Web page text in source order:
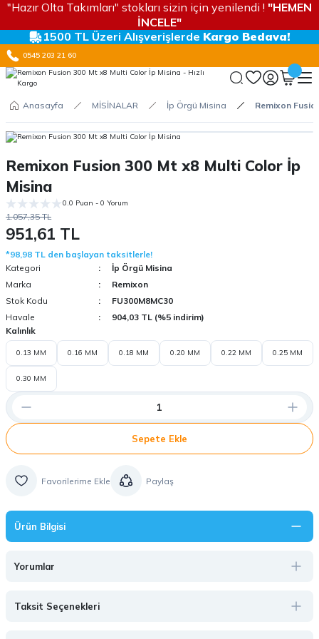
"Hazır Olta Takımları" stokları sizin için yenilendi ! "HEMEN
İNCELE"
1500 TL Üzeri Alışverişlerde Kargo Bedava!
0545 203 21 60
Anasayfa MİSİNALAR İp Örgü Misina Remixon
Remixon Fusion 300 Mt x8 Multi Color İp
Misina
0.0 Puan - 0 Yorum
1.057,35 TL
951,61 TL
*98,98 TL den başlayan taksitlerle!
Kategori
İp Örgü Misina
Marka
Remixon
Stok Kodu
FU300M8MC30
Havale
904,03 TL (%5 indirim)
Kalınlık
0.13 MM 0.16 MM 0.18 MM 0.20 MM 0.22 MM 0.25 MM
0.30 MM
Sepete Ekle
Paylaş
Ürün Bilgisi
Yorumlar
Taksit Seçenekleri